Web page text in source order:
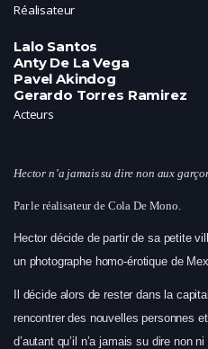
Réalisateur
Lalo Santos
Anty De La Vega
Pavel Akindog
Gerardo Torres Ramirez
Acteurs
Hector n’a jamais su dire non aux
Par le réalisateur de Cola De Mono.
Hector décide de partir de sa petite
un photographe homo-érotique de
Il décide alors de rester dans la
rencontrer des nouvelles personnes
d’autant qu’il n’a jamais su dire non